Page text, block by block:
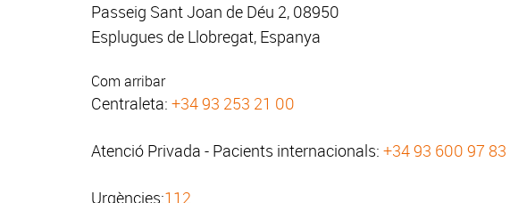
Passeig Sant Joan de Déu 2, 08950
Esplugues de Llobregat, Espanya
Com arribar
Centraleta: +34 93 253 21 00
Atenció Privada - Pacients internacionals: +34 93 600 97 83
Urgències:112